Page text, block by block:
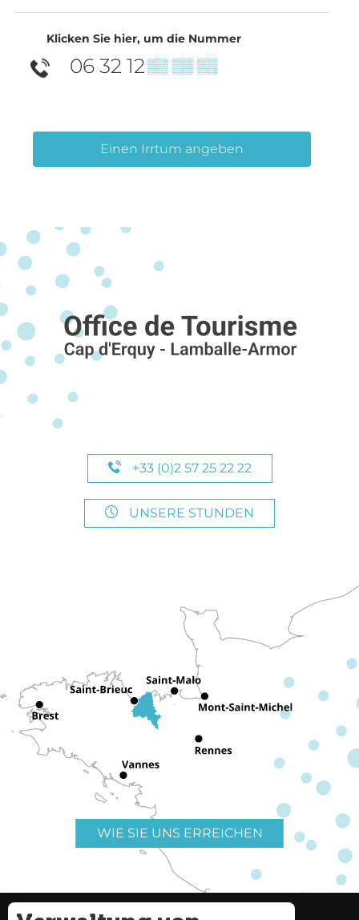
Klicken Sie hier, um die Nummer
06 32 12▒▒ ▒▒ ▒▒
Einen Irrtum angeben
+33 (0)2 57 25 22 22
UNSERE STUNDEN
WIE SIE UNS ERREICHEN